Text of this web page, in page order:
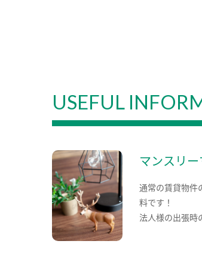
USEFUL
マンスリ
通常の賃貸物件
料です！
法人様の出張時